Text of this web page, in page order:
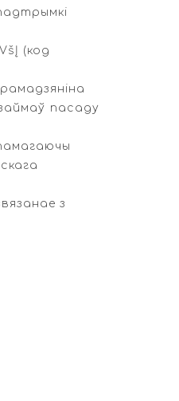
(код
пасаду
з